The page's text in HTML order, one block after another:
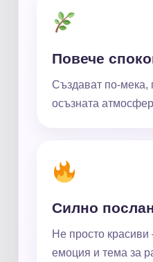
Повече
Създават по-мека,
осъзната
Силно
Не просто красиви
емоция и тема за